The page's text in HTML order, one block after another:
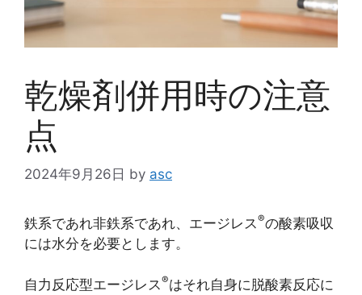
乾燥剤併用時の注意
点
2024年9月26日 by asc
鉄系であれ非鉄系であれ、エージレス®の酸素吸収
には水分を必要とします。
自力反応型エージレス ®はそれ自身に脱酸素反応に